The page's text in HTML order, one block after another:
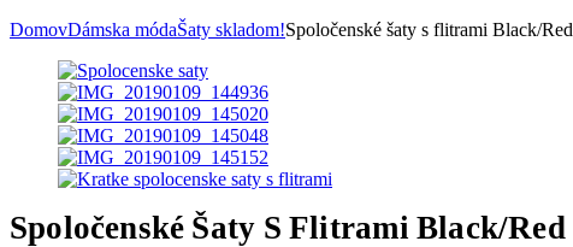
DomovDámska módaŠaty skladom!Spoločenské šaty s flitrami Black/Red
Spoločenské Šaty S Flitrami Black/Red